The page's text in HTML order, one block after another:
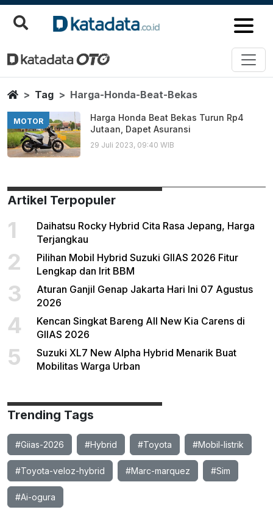
Harga Honda Beat Bekas
Berita Terbaru
HomeTag Harga-Honda-Beat-Bekas
MOTOR
Harga Honda Beat Bekas Turun Rp4
Jutaan, Dapet Asuransi
29 Juli 2023, 09:40 WIB
Artikel Terpopuler
1
Daihatsu Rocky Hybrid Cita Rasa Jepang, Harga
Terjangkau
2
Pilihan Mobil Hybrid Suzuki GIIAS 2026 Fitur
Lengkap dan Irit BBM
3
Aturan Ganjil Genap Jakarta Hari Ini 07 Agustus
2026
4
Kencan Singkat Bareng All New Kia Carens di
GIIAS 2026
5
Suzuki XL7 New Alpha Hybrid Menarik Buat
Mobilitas Warga Urban
Trending Tags
#Giias-2026 #Hybrid #Toyota #Mobil-listrik
#Toyota-veloz-hybrid #Marc-marquez #Sim
#Ai-ogura